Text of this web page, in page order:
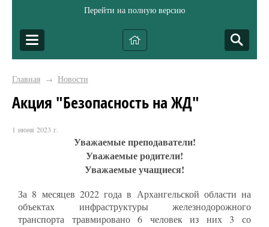
Перейти на полную версию
Главная → Новости
Акция "Безопасность на ЖД"
1 июня 2023 г.
Уважаемые преподаватели!
Уважаемые родители!
Уважаемые учащиеся!
За 8 месяцев 2022 года в Архангельской области на
объектах инфраструктуры железнодорожного
транспорта травмировано 6 человек из них 3 со